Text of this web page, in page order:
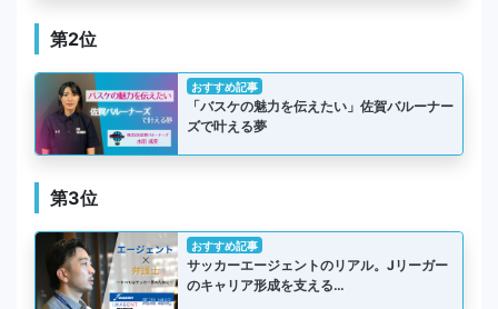
第2位
おすすめ記事
「バスケの魅力を伝えたい」佐賀バルーナー
ズで叶える夢
第3位
おすすめ記事
サッカーエージェントのリアル。Jリーガー
のキャリア形成を支える…